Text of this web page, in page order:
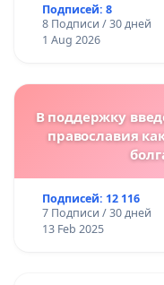
Подписей: 8
8 Подписи / 30 дней
1 Aug 2026
В поддержку
православия
Подписей: 12 116
7 Подписи / 30 дней
13 Feb 2025